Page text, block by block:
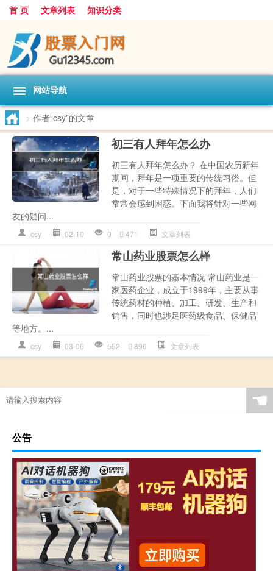
首 页 文章列表 知识分类
网站导航
> 作者“csy”的文章
初三有人拜年怎么办
初三有人拜年怎么办？ 在中国农历新年
期间，拜年是一项重要的传统习俗。但
是，对于一些特殊情况下的拜年，人们
常常会感到困惑。下面我将针对一些网
友的疑问...
csy 02-10 0 471 文章列表
常山药业股票怎么样
常山药业股票的基本情况 常山药业是一
家医药企业，成立于1999年，主要从事
传统药材的种植、加工、研发、生产和
销售，同时也涉足医药级食品、保健品
等地方。...
csy 03-06 552 896 文章列表
☚
公告